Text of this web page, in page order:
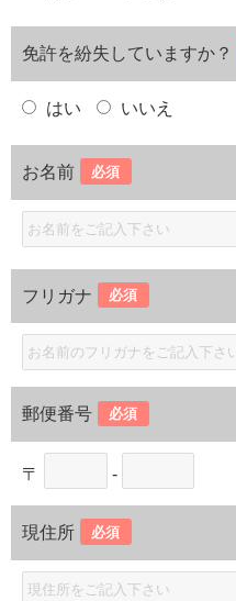
免許を紛失していますか？
はい いいえ
お名前 必須
フリガナ 必須
郵便番号 必須
〒 -
現住所 必須